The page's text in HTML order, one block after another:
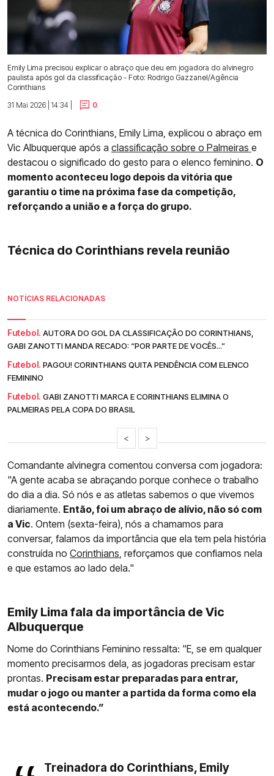
Emily Lima precisou explicar o abraço que deu em jogadora do alvinegro
paulista após gol da classificação - Foto: Rodrigo Gazzanel/Agência
Corinthians
31 Mai 2026 | 14:34 |
0
A técnica do Corinthians, Emily Lima, explicou o abraço em
Vic Albuquerque após a classificação sobre o Palmeiras e
destacou o significado do gesto para o elenco feminino. O
momento aconteceu logo depois da vitória que
garantiu o time na próxima fase da competição,
reforçando a união e a força do grupo.
Técnica do Corinthians revela reunião
NOTÍCIAS RELACIONADAS
Futebol. AUTORA DO GOL DA CLASSIFICAÇÃO DO CORINTHIANS,
GABI ZANOTTI MANDA RECADO: “POR PARTE DE VOCÊS...”
Futebol. PAGOU! CORINTHIANS QUITA PENDÊNCIA COM ELENCO
FEMININO
Futebol. GABI ZANOTTI MARCA E CORINTHIANS ELIMINA O
PALMEIRAS PELA COPA DO BRASIL
< >
Comandante alvinegra comentou conversa com jogadora:
"A gente acaba se abraçando porque conhece o trabalho
do dia a dia. Só nós e as atletas sabemos o que vivemos
diariamente. Então, foi um abraço de alívio, não só com
a Vic. Ontem (sexta-feira), nós a chamamos para
conversar, falamos da importância que ela tem pela história
construída no Corinthians, reforçamos que confiamos nela
e que estamos ao lado dela."
Emily Lima fala da importância de Vic
Albuquerque
Nome do Corinthians Feminino ressalta: "E, se em qualquer
momento precisarmos dela, as jogadoras precisam estar
prontas. Precisam estar preparadas para entrar,
mudar o jogo ou manter a partida da forma como ela
está acontecendo.”
Treinadora do Corinthians, Emily